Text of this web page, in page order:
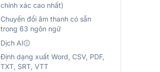
chính xác cao nhất)
Chuyển đổi âm thanh có sẵn
trong 63 ngôn ngữ
Dịch AI
Định dạng xuất Word, CSV, PDF,
TXT, SRT, VTT